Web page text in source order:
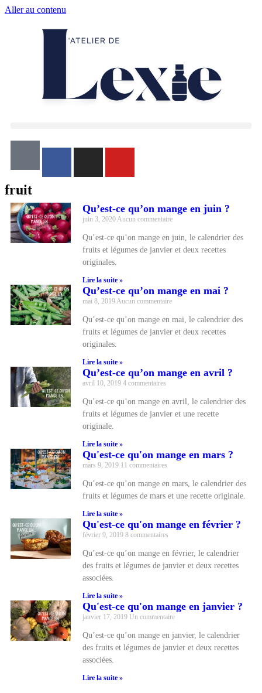
Aller au contenu
fruit
Qu’est-ce qu’on mange en juin ?
juin 3, 2020Aucun commentaire
Qu’est-ce qu’on mange en juin, le calendrier des
fruits et légumes de janvier et deux recettes
originales.
Lire la suite »
Qu’est-ce qu’on mange en mai ?
mai 8, 2019Aucun commentaire
Qu’est-ce qu’on mange en mai, le calendrier des
fruits et légumes de janvier et deux recettes
originales.
Lire la suite »
Qu’est-ce qu’on mange en avril ?
avril 10, 2019 4 commentaires
Qu’est-ce qu’on mange en avril, le calendrier des
fruits et légumes de janvier et une recette
originale.
Lire la suite »
Qu'est-ce qu'on mange en mars ?
mars 9, 2019 11 commentaires
Qu’est-ce qu’on mange en mars, le calendrier des
fruits et légumes de mars et une recette originale.
Lire la suite »
Qu'est-ce qu'on mange en février ?
février 9, 2019 8 commentaires
Qu’est-ce qu’on mange en février, le calendrier
des fruits et légumes de janvier et deux recettes
associées.
Lire la suite »
Qu'est-ce qu'on mange en janvier ?
janvier 17, 2019 Un commentaire
Qu’est-ce qu’on mange en janvier, le calendrier
des fruits et légumes de janvier et deux recettes
associées.
Lire la suite »